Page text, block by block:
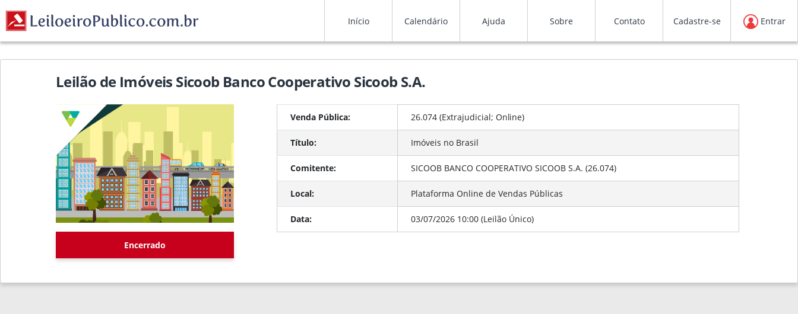
Início Calendário Ajuda Sobre Contato Cadastre-se Entrar
Leilão de Imóveis Sicoob Banco Cooperativo Sicoob S.A.
Encerrado
Venda Pública: 26.074 (Extrajudicial;Online)
Título: Imóveis no Brasil
Comitente: SICOOB BANCO COOPERATIVO SICOOB S.A. (26.074)
Local: Plataforma Online de Vendas Públicas
Data: 03/07/2026 10:00 (Leilão Único)